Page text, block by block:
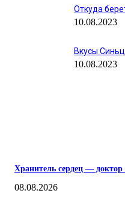
Откуда
10.08.2023
Вкусы
10.08.2023
Хранитель сердец —
08.08.2026